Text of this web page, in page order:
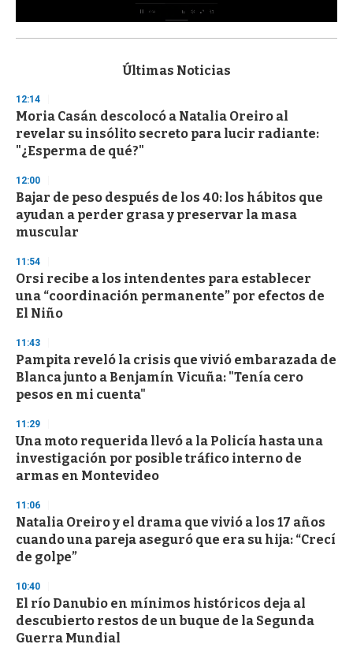
s
d
s
o
f
s
e
c
o
n
Últimas Noticias
12:14
Moria Casán descolocó a Natalia Oreiro al
revelar su insólito secreto para lucir radiante:
"¿Esperma de qué?"
12:00
Bajar de peso después de los 40: los hábitos que
ayudan a perder grasa y preservar la masa
muscular
11:54
Orsi recibe a los intendentes para establecer
una “coordinación permanente” por efectos de
El Niño
11:43
Pampita reveló la crisis que vivió embarazada de
Blanca junto a Benjamín Vicuña: "Tenía cero
pesos en mi cuenta"
11:29
Una moto requerida llevó a la Policía hasta una
investigación por posible tráfico interno de
armas en Montevideo
11:06
Natalia Oreiro y el drama que vivió a los 17 años
cuando una pareja aseguró que era su hija: “Crecí
de golpe”
10:40
El río Danubio en mínimos históricos deja al
descubierto restos de un buque de la Segunda
Guerra Mundial